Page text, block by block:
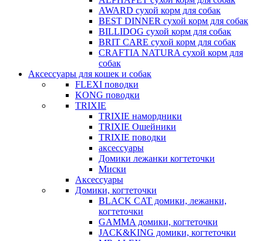
AWARD сухой корм для собак
BEST DINNER сухой корм для собак
BILLIDOG cухой корм для собак
BRIT CARE сухой корм для собак
CRAFTIA NATURA сухой корм для
собак
Аксессуары для кошек и собак
FLEXI поводки
KONG поводки
TRIXIE
TRIXIE намордники
TRIXIE Ошейники
TRIXIE поводки
аксессуары
Домики лежанки когтеточки
Миски
Аксессуары
Домики, когтеточки
BLACK CAT домики, лежанки,
когтеточки
GAMMA домики, когтеточки
JACK&KING домики, когтеточки